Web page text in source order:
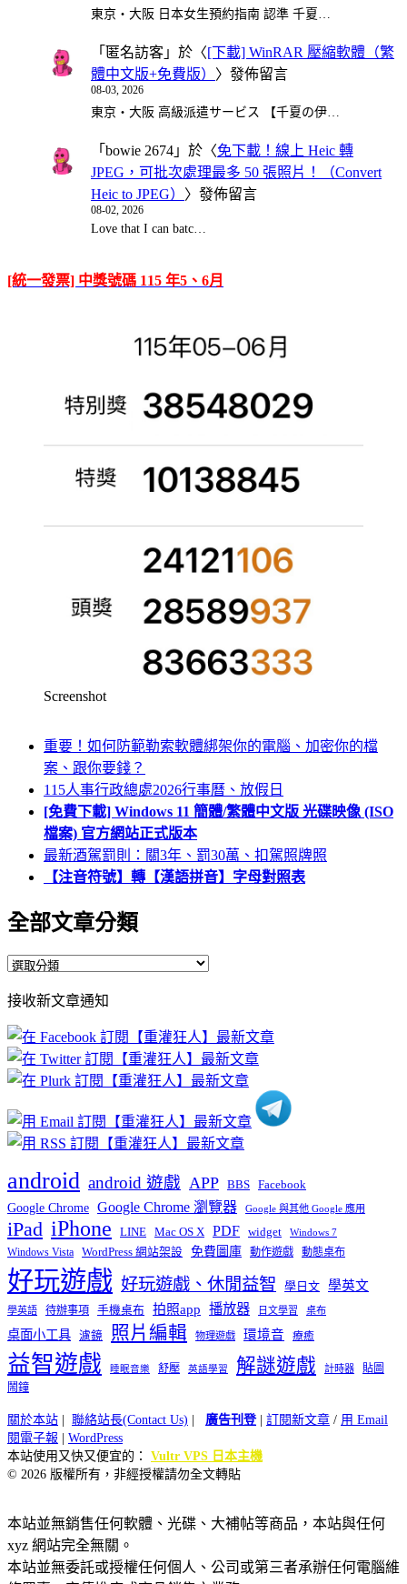
東京・大阪 日本女生預約指南 認準 千夏…
「 匿名訪客 」於〈[下載] WinRAR 壓縮軟體（繁
體中文版+免費版） 〉發佈留言
08-03, 2026
東京・大阪 高級派遣サービス 【千夏の伊…
「 bowie 2674 」於〈免下載！線上 Heic 轉
JPEG，可批次處理最多 50 張照片！（Convert
Heic to JPEG） 〉發佈留言
08-02, 2026
Love that I can batc…
[統一發票] 中獎號碼 115 年5、6月
Screenshot
重要！如何防範勒索軟體綁架你的電腦、加密你的檔
案、跟你要錢？
115人事行政總處2026行事曆、放假日
[免費下載] Windows 11 簡體/繁體中文版 光碟映像 (ISO
檔案) 官方網站正式版本
最新酒駕罰則：關3年、罰30萬、扣駕照牌照
【注音符號】轉【漢語拼音】字母對照表
全部文章分類
全
文
章
分
類
接收新文章通知
android android 遊戲 APP BBS Facebook
Google Chrome Google Chrome 瀏覽器 Google 與其他 Google 應用
iPad iPhone LINE Mac OS X PDF widget Windows 7
Windows Vista WordPress 網站架設 免費圖庫 動作遊戲 動態桌布
好玩遊戲 好玩遊戲、休閒益智 學日文 學英文
學英語 待辦事項 手機桌布 拍照app 播放器 日文學習 桌布
桌面小工具 濾鏡 照片編輯 物理遊戲 環境音 療癒
益智遊戲 睡眠音樂 舒壓 英語學習 解謎遊戲 計時器
貼圖
鬧鐘
關於本站 聯絡站長(Contact Us) 廣告刊登| 訂閱新文章 / 用 Email
閱電子報
WordPress
本站使用又快又便宜的： Vultr VPS 日本主機
© 2026 版權所有，非經授權請勿全文轉貼
本站並無銷售任何軟體、光碟、大補帖等商品，本站與任何
xyz 網站完全無關。
本站並無委託或授權任何個人、公司或第三者承辦任何電腦維